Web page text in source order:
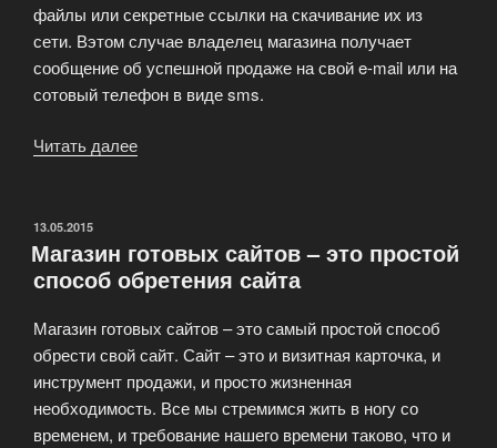
файлы или секретные ссылки на скачивание их из
сети. Вэтом случае владелец магазина получает
сообщение об успешной продаже на свой e-mail или на
сотовый телефон в виде sms.
Читать далее
ОПУБЛИКОВАНО
13.05.2015
Магазин готовых сайтов – это простой
способ обретения сайта
Магазин готовых сайтов – это самый простой способ
обрести свой сайт. Сайт – это и визитная карточка, и
инструмент продажи, и просто жизненная
необходимость. Все мы стремимся жить в ногу со
временем, и требование нашего времени таково, что и